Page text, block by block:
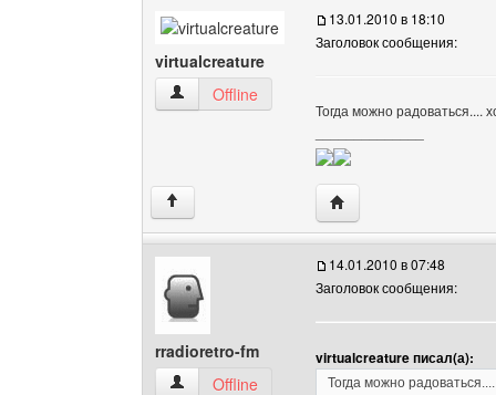
virtualcreature
virtualcreature Посмотреть профиль
Offline
13.01.2010 в 18:10
Заголовок сообщения:
Тогда можно радоваться....
↑ Посетить сайт
rradioretro-fm
rradioretro-fm Посмотреть профиль
Offline
14.01.2010 в 07:48
Заголовок сообщения:
virtualcreature писал(а):
Тогда можно